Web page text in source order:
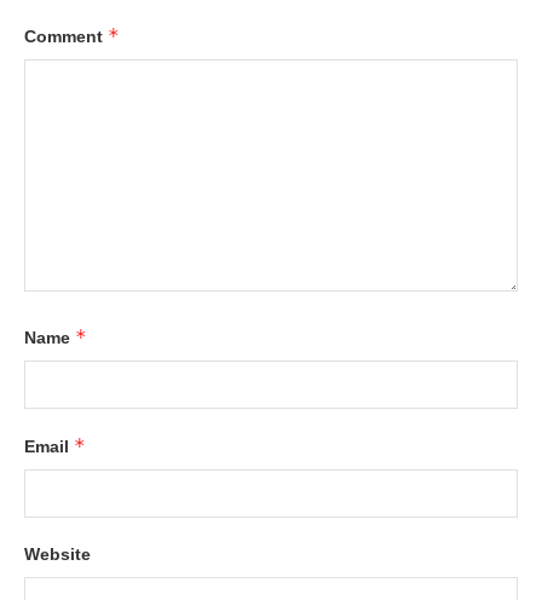
Comment *
Name *
Email *
Website